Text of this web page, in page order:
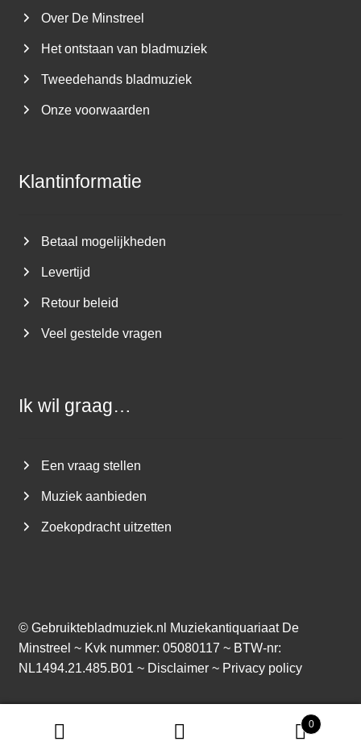
Over De Minstreel
Het ontstaan van bladmuziek
Tweedehands bladmuziek
Onze voorwaarden
Klantinformatie
Betaal mogelijkheden
Levertijd
Retour beleid
Veel gestelde vragen
Ik wil graag…
Een vraag stellen
Muziek aanbieden
Zoekopdracht uitzetten
© Gebruiktebladmuziek.nl
Muziekantiquariaat De
Minstreel ~ Kvk nummer: 05080117 ~ BTW-nr:
NL1494.21.485.B01 ~ Disclaimer~ Privacy policy
0